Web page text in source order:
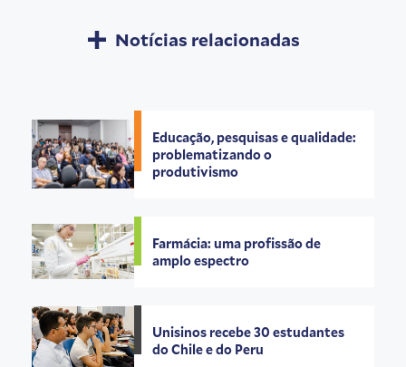
Notícias relacionadas
Educação, pesquisas e qualidade:
problematizando o
produtivismo
Farmácia: uma profissão de
amplo espectro
Unisinos recebe 30 estudantes
do Chile e do Peru